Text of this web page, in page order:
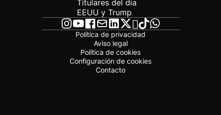
Titulares del día
EEUU y Trump
Política de privacidad
Aviso legal
Política de cookies
Configuración de cookies
Contacto